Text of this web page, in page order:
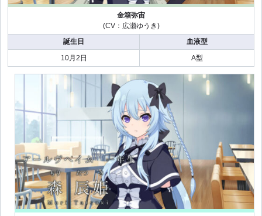
金箱弥宙
(CV：広瀬ゆうき)
誕生日
血液型
10月2日
A型